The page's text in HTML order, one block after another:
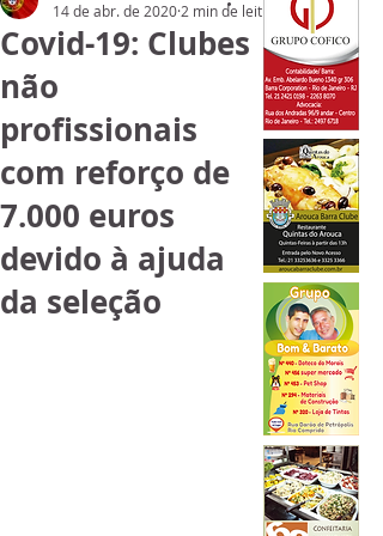
Covid-19: Clubes
não
profissionais
com reforço de
7.000 euros
devido à ajuda
da seleção
14 de abr. de 2020 2 min de leitura